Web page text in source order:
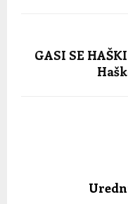
GASI SE